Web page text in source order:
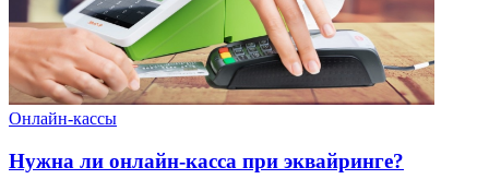
Онлайн-кассы
Нужна ли онлайн-касса при эквайринге?